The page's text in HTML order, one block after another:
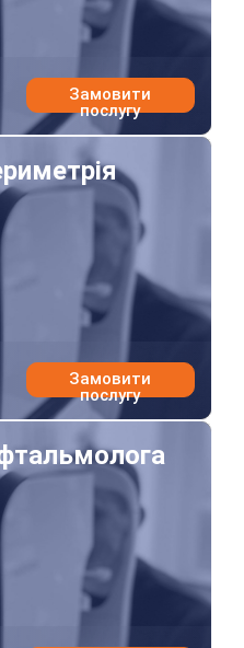
Замовити
послугу
Замовити
послугу